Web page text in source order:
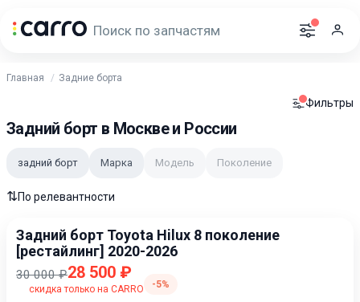
Главная Задние борта
Фильтры
Задний борт в Москве и России
задний борт Марка Модель Поколение
⇅По релевантности
Задний борт Toyota Hilux 8 поколение
[рестайлинг] 2020-2026
30 000 ₽28 500 ₽
скидка только на CARRO -5%